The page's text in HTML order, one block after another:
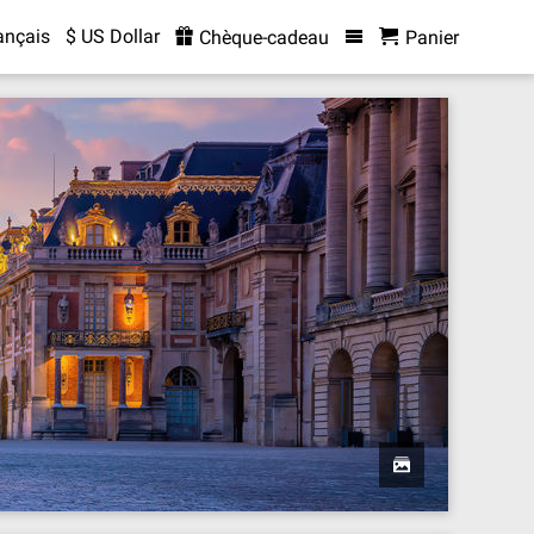
$ US Dollar Chèque-cadeau Panier